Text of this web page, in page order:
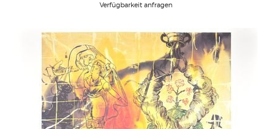
Verfügbarkeit anfragen